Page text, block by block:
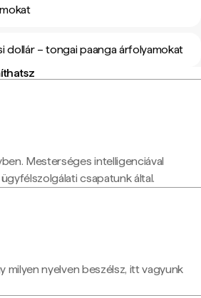
dollár – tongai paanga árfolyamokat
Mesterséges intelligenciával
csapatunk által.
milyen nyelven beszélsz, itt vagyunk